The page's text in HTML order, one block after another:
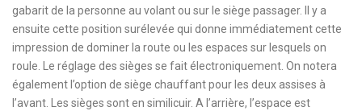
gabarit de la personne au volant ou sur le siège passager. Il y a
ensuite cette position surélevée qui donne immédiatement cette
impression de dominer la route ou les espaces sur lesquels on
roule. Le réglage des sièges se fait électroniquement. On notera
également l’option de siège chauffant pour les deux assises à
l’avant. Les sièges sont en similicuir. A l’arrière, l’espace est